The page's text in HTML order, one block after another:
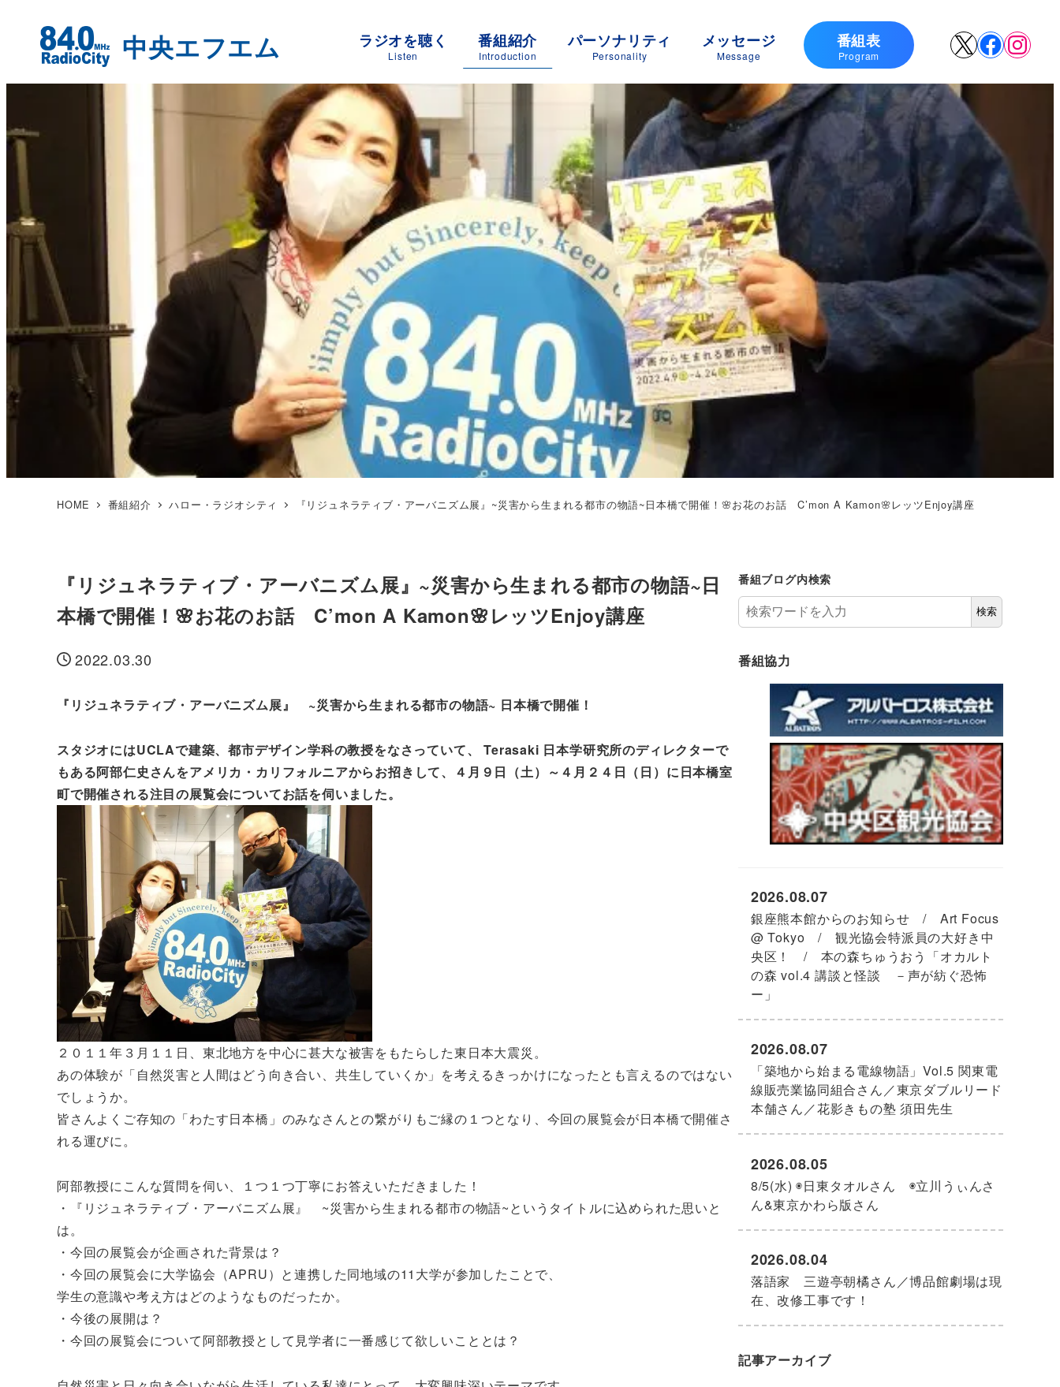
X
ラジオを聴く
Listen
番組紹介
Introduction
パーソナリティ
Personality
メッセージ
Message
番組表
Program
HOME 番組紹介 ハロー・ラジオシティ 『リジュネラティブ・アーバニズム展』~災害から生まれる都市の物語~日本橋で開催！🌸お花のお話 C’mon A Kamon🌸レッツEnjoy講座
『リジュネラティブ・アーバニズム展』~災害から生まれる都市の物語~日
本橋で開催！🌸お花のお話 C’mon A Kamon🌸レッツEnjoy講座
投稿日
2022.03.30
『リジュネラティブ・アーバニズム展』 ~災害から生まれる都市の物語~ 日本橋で開催！
スタジオにはUCLAで建築、都市デザイン学科の教授をなさっていて、 Terasaki 日本学研究所のディレクターで
もある阿部仁史さんをアメリカ・カリフォルニアからお招きして、４月９日（土）～４月２４日（日）に日本橋室
町で開催される注目の展覧会についてお話を伺いました。
２０１１年３月１１日、東北地方を中心に甚大な被害をもたらした東日本大震災。
あの体験が「自然災害と人間はどう向き合い、共生していくか」を考えるきっかけになったとも言えるのではない
でしょうか。
皆さんよくご存知の「わたす日本橋」のみなさんとの繋がりもご縁の１つとなり、今回の展覧会が日本橋で開催さ
れる運びに。
阿部教授にこんな質問を伺い、１つ１つ丁寧にお答えいただきました！
・『リジュネラティブ・アーバニズム展』 ~災害から生まれる都市の物語~というタイトルに込められた思いと
は。
・今回の展覧会が企画された背景は？
・今回の展覧会に大学協会（APRU）と連携した同地域の11大学が参加したことで、
学生の意識や考え方はどのようなものだったか。
・今後の展開は？
・今回の展覧会について阿部教授として見学者に一番感じて欲しいこととは？
番組ブログ内検索
検索
番組協力
銀座熊本館からのお知らせ / Art Focus
@ Tokyo / 観光協会特派員の大好き中
央区！ / 本の森ちゅうおう「オカルト
の森 vol.4 講談と怪談 －声が紡ぐ恐怖
ー」
2026.08.07
「築地から始まる電線物語」Vol.5 関東電
線販売業協同組合さん／東京ダブルリード
本舗さん／花影きもの塾 須田先生
2026.08.07
8/5(水) ◉日東タオルさん ◉立川うぃんさ
ん&東京かわら版さん
2026.08.05
落語家 三遊亭朝橘さん／博品館劇場は現
在、改修工事です！
2026.08.04
記事アーカイブ